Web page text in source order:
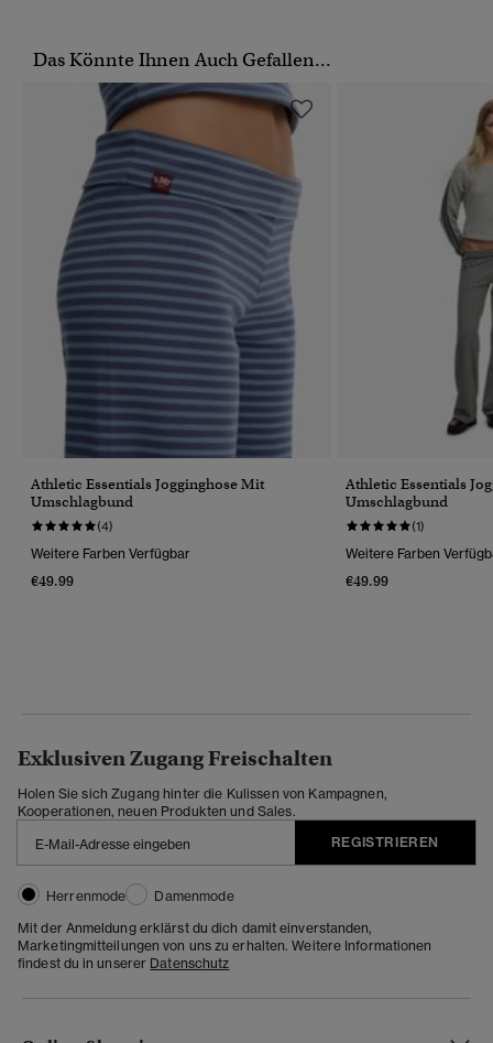
Das Könnte Ihnen Auch Gefallen...
Athletic Essentials Jogginghose Mit
Umschlagbund
(4)
Weitere Farben Verfügbar
€49.99
Athletic Essentials
Umschlagbund
(1)
Weitere Farben
€49.99
Exklusiven Zugang Freischalten
Holen Sie sich Zugang hinter die Kulissen von Kampagnen,
Kooperationen, neuen Produkten und Sales.
REGISTRIEREN
Herrenmode
Damenmode
Mit der Anmeldung erklärst du dich damit einverstanden,
Marketingmitteilungen von uns zu erhalten. Weitere Informationen
findest du in unserer Datenschutz